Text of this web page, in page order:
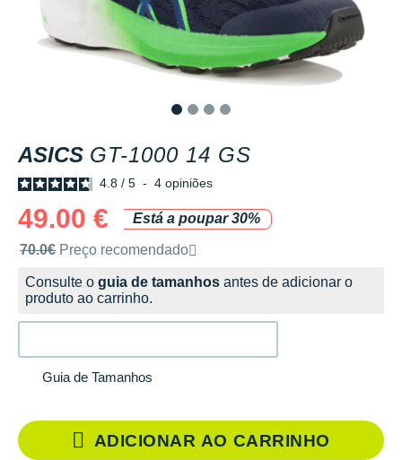
ASICS GT-1000 14 GS
4.8 / 5 - 4 opiniões
49.00 €
Está a poupar 30%
Preço de venda recomendado pela marca
70.0€ Preço recomendado
Consulte o guia de tamanhos antes de adicionar o
produto ao carrinho.
Guia de Tamanhos
ADICIONAR AO CARRINHO